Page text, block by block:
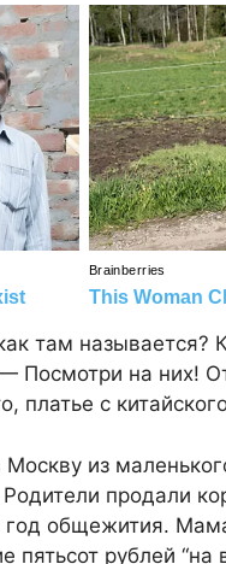
там называется?
Посмотри на них!
платье с
из
продали
год общежития.
пятьсот рублей “на